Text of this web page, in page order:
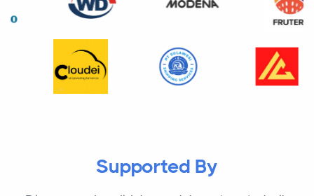
Supported By